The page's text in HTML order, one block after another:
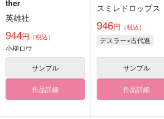
ther
英雄社
944円 （税込）
小柳ロウ
サンプル
作品詳細
スミレドロップス
946円 （税込）
デスラー×古代進
サンプル
作品詳細